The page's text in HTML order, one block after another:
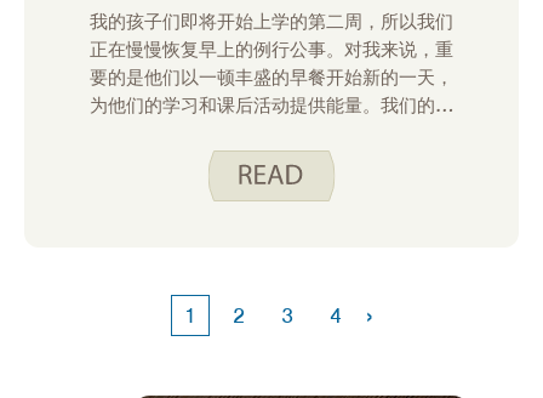
我的孩子们即将开始上学的第二周，所以我们
正在慢慢恢复早上的例行公事。对我来说，重
要的是他们以一顿丰盛的早餐开始新的一天，
为他们的学习和课后活动提供能量。我们的首
燕麦煎饼。我的孩子、丈夫和我都喜欢这些煎
饼。它们是使用煎饼混合物制成的，只需要加
煎饼饱腹感，让我的孩子们在午餐前都感到满
意。我喜欢在周末做这些煎饼，并在一周的早
1 2 3 4 ›